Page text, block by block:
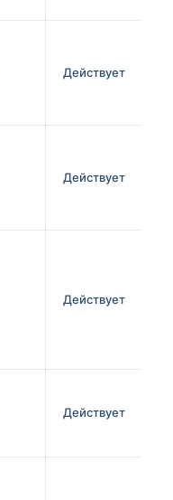
Действует
Действует
Действует
Действует